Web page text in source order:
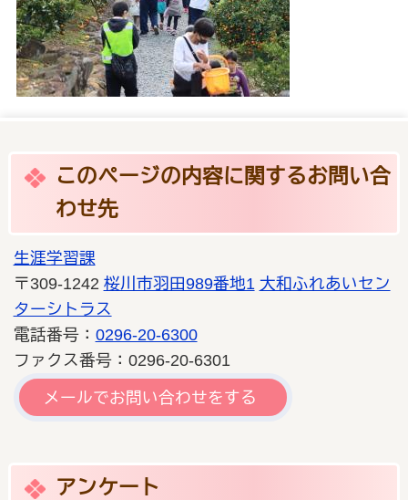
このページの内容に関するお問い合
わせ先
生涯学習課
〒309-1242 桜川市羽田989番地1 大和ふれあいセン
ターシトラス
電話番号： 0296-20-6300
ファクス番号：0296-20-6301
メールでお問い合わせをする
アンケート